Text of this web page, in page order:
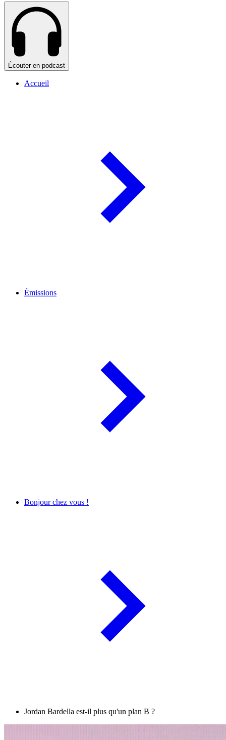
Écouter en podcast
Accueil
Émissions
Bonjour chez vous !
Jordan Bardella est-il plus qu'un plan B ?